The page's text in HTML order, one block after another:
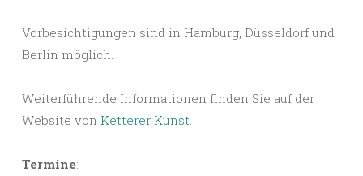
Vorbesichtigungen sind in Hamburg, Düsseldorf und
Berlin möglich.
Weiterführende Informationen finden Sie auf der
Website von Ketterer Kunst.
Termine: